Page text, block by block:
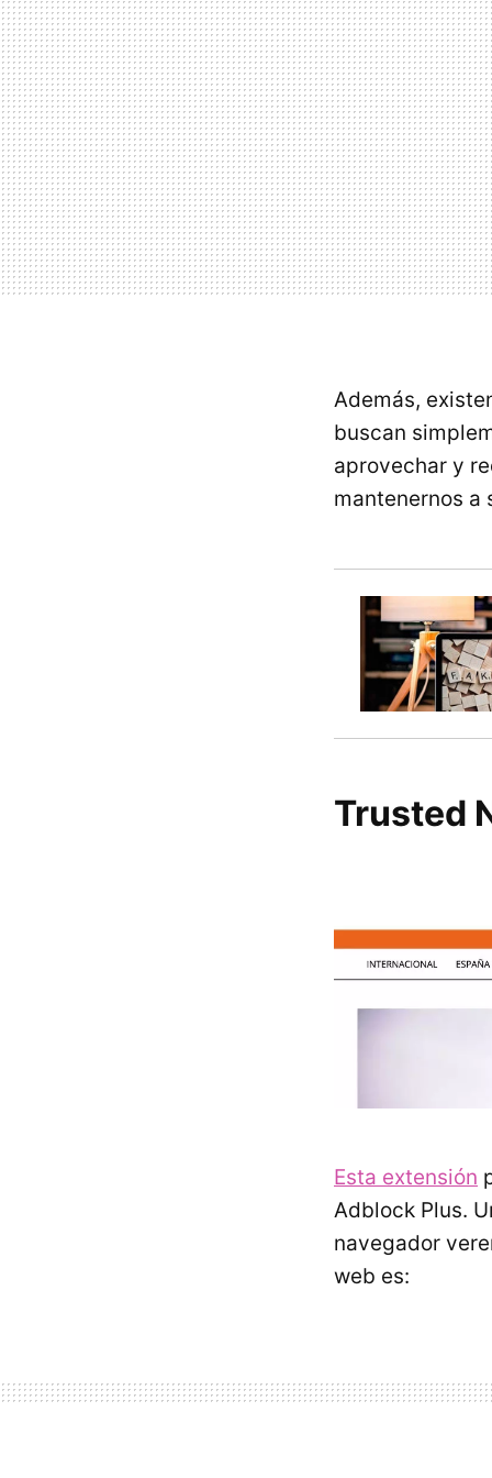
Además,
buscan
aprovechar y
mantenernos a
Trusted
Esta extensión
Adblock Plus.
navegador
web es: